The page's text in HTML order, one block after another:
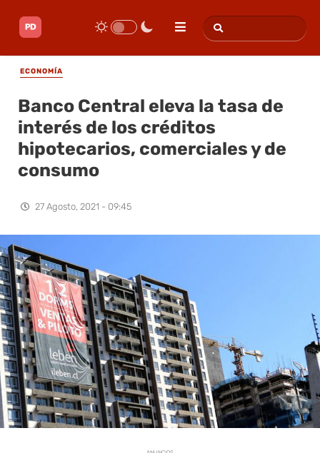
ECONOMÍA
Banco Central eleva la tasa de
interés de los créditos
hipotecarios, comerciales y de
consumo
27 Agosto, 2021 - 09:45